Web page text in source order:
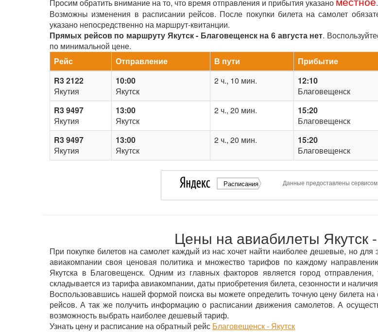
Просим обратить внимание на то, что время отправления и прибытия указано
.
Возможны изменения в расписании рейсов. После покупки билета на самолет
указано непосредственно на маршрут-квитанции.
Прямых рейсов по маршруту Якутск - Благовещенск на 6 августа нет.
по минимальной цене.
Рейс
Отправление В пути Прибытие
R3 2122
Якутия
10:00
Якутск
2 ч., 10 мин.
12:10
Благовещенск
R3 9497
Якутия
13:00
Якутск
2 ч., 20 мин.
15:20
Благовещенск
R3 9497
Якутия
13:00
Якутск
2 ч., 20 мин.
15:20
Благовещенск
Расписания Данные предоставлены
Цены на авиабилеты Якутск
При покупке билетов на самолет каждый из нас хочет найти наиболее дешевые, но для
авиакомпании своя ценовая политика и множество тарифов по каждому
Якутска в Благовещенск. Одним из главных факторов является город
складывается из тарифа авиакомпании, даты приобретения билета, сезонности и
Воспользовавшись нашей формой поиска вы можете определить точную цену билета
рейсов. А так же получить информацию о расписании движения самолетов. А
возможность выбрать наиболее дешевый тариф.
Узнать цену и расписание на обратный рейс Благовещенск - Якутск